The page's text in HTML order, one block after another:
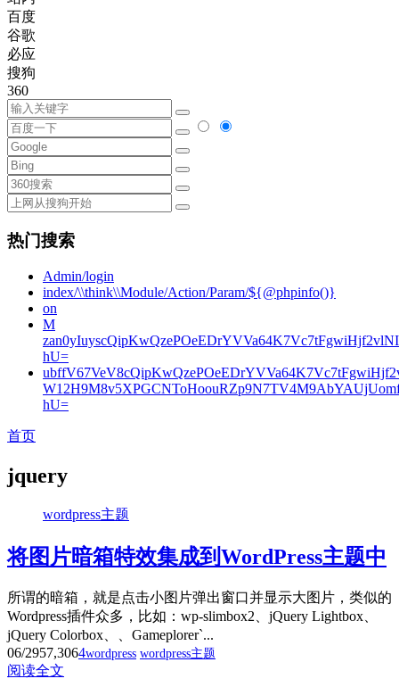
百度
谷歌
必应
搜狗
360
热门搜索
Admin/login
index/\\think\\Module/Action/Param/${@phpinfo()}
on
M
hU=
hU=
首页
jquery
wordpress主题
将图片暗箱特效集成到WordPress主题中
所谓的暗箱，就是点击小图片弹出窗口并显示大图片，类似的
Wordpress插件众多，比如：wp-slimbox2、jQuery Lightbox、
jQuery Colorbox、、Gameplorer`...
06/2957,3064wordpress wordpress主题
阅读全文